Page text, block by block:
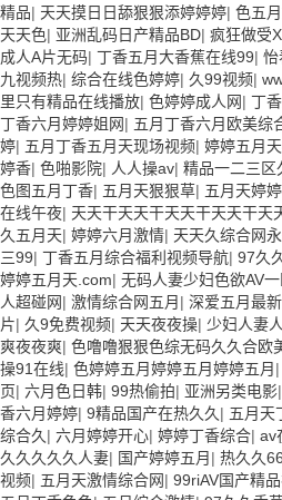
精品| 天天摸日日舔狠狠添婷婷婷| 色五
天天色| 亚洲乱码日产精品BD| 疯狂做受
成人A片无码| 丁香五月大香蕉在线99| 怡
九视频热| 综合在线色婷婷| 久99视频|
里只有精品在线播放| 色婷婷成人网| 丁
丁香六月婷婷姐网| 五月丁香六月欧美综
婷| 五月丁香五月天现场视频| 婷婷五月
婷香| 色啪影院| 人人操av| 精品一二三区
色图五月丁香| 五月天狠狠草| 五月天婷
在线午夜| 天天干天天干天天干天天干天
久五月天| 婷婷六月激情| 天天久综合网
三99| 丁香五月综合福利视频导航| 97久
婷婷五月天.com| 无码人妻少妇色欲AV
人超碰网| 激情综合网五月 | 深爱五月最
片| 久9免费视频| 天天夜夜操| 少妇人妻
爽夜夜爽| 色噜噜狠狠色综无码久久合欧
操91在线| 色婷婷五月婷婷五月婷婷五月 |
页| 六月色日韩| 99热偷拍| 亚洲另类电影|
香六月婷婷| 9精品国产在热久久 | 五月天
综合久 | 六月婷婷开心| 婷婷丁香综合| av
久久久久久人妻| 国产婷婷五月 | 热久久66
视频| 五月天激情综合网| 99riAV国产精